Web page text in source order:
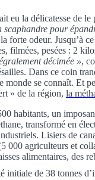
eu la délicatesse de le
scaphandre pour
forte odeur. Jusqu’à
filmées, pesées : 2
décimée »,
Dans ce coin
monde se connaît. Et
» de la région, la
habitants, un
ne, transformé en
Lisiers de
000 agriculteurs et
alimentaires, des
initiale de 38 tonnes